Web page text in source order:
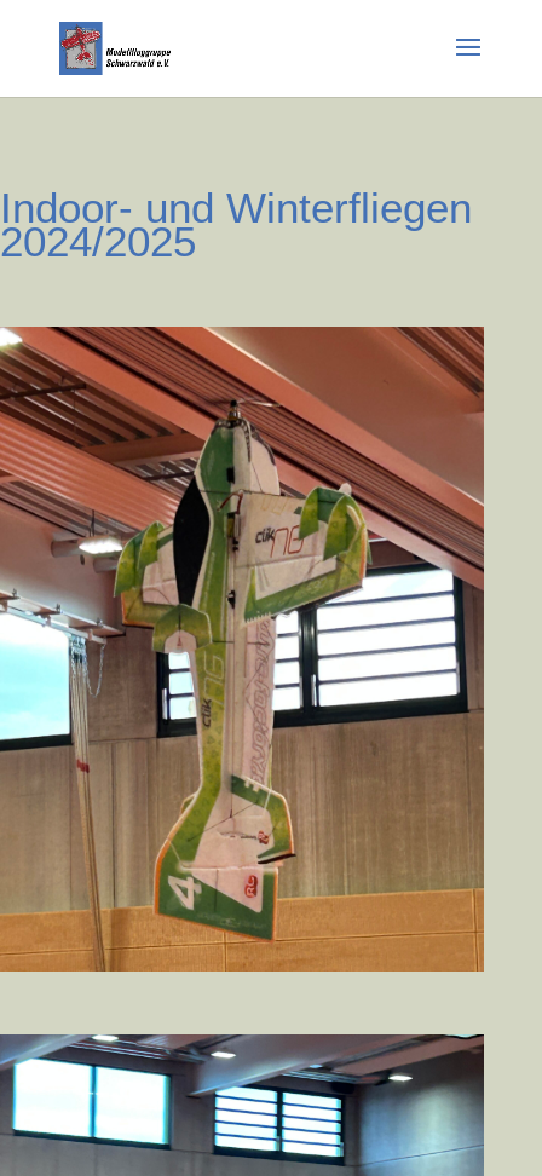
Indoor- und Winterfliegen
2024/2025